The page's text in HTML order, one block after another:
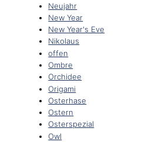
Neujahr
New Year
New Year's Eve
Nikolaus
offen
Ombre
Orchidee
Origami
Osterhase
Ostern
Osterspezial
Owl